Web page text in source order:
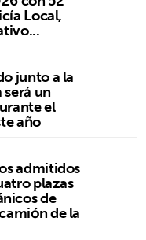
Local,
junto a la
un
el
año
admitidos
plazas
de
de la